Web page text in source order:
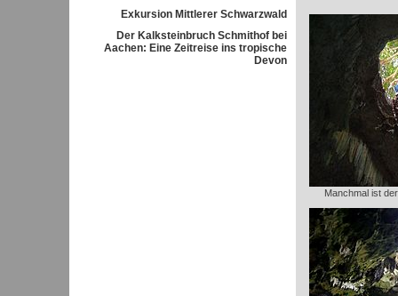
Exkursion Mittlerer Schwarzwald
Der Kalksteinbruch Schmithof bei
Aachen: Eine Zeitreise ins tropische
Devon
Manchmal ist